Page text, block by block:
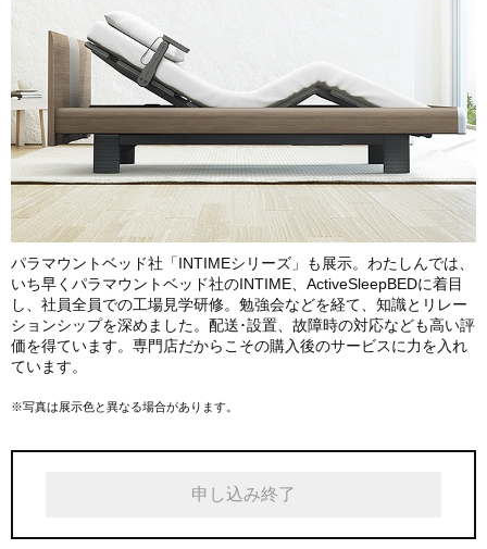
パラマウントベッド社「INTIMEシリーズ」も展示。わたしんでは、
いち早くパラマウントベッド社のINTIME、ActiveSleepBEDに着目
し、社員全員での工場見学研修。勉強会などを経て、知識とリレー
ションシップを深めました。配送･設置、故障時の対応なども高い評
価を得ています。専門店だからこその購入後のサービスに力を入れ
ています。
※写真は展示色と異なる場合があります。
申し込み終了